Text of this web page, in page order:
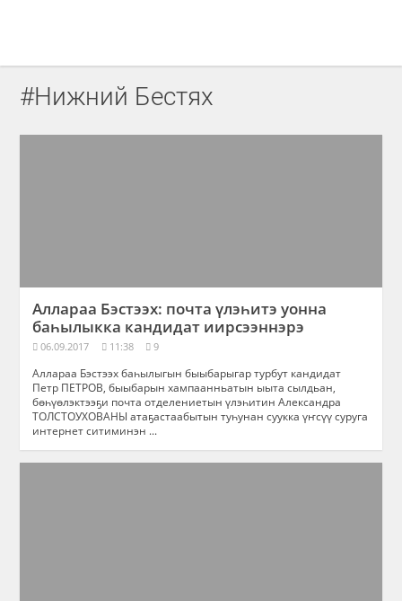
#Нижний Бестях
Аллараа Бэстээх: почта үлэһитэ уонна
баһылыкка кандидат иирсээннэрэ
06.09.2017 11:38 9
Аллараа Бэстээх баһылыгын быыбарыгар турбут кандидат
Петр ПЕТРОВ, быыбарын хампаанньатын ыыта сылдьан,
бөһүөлэктээҕи почта отделениетын үлэһитин Александра
ТОЛСТОУХОВАНЫ атаҕастаабытын туһунан суукка үҥсүү суруга
интернет ситиминэн ...